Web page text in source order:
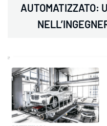
AUTOMATIZZATO: